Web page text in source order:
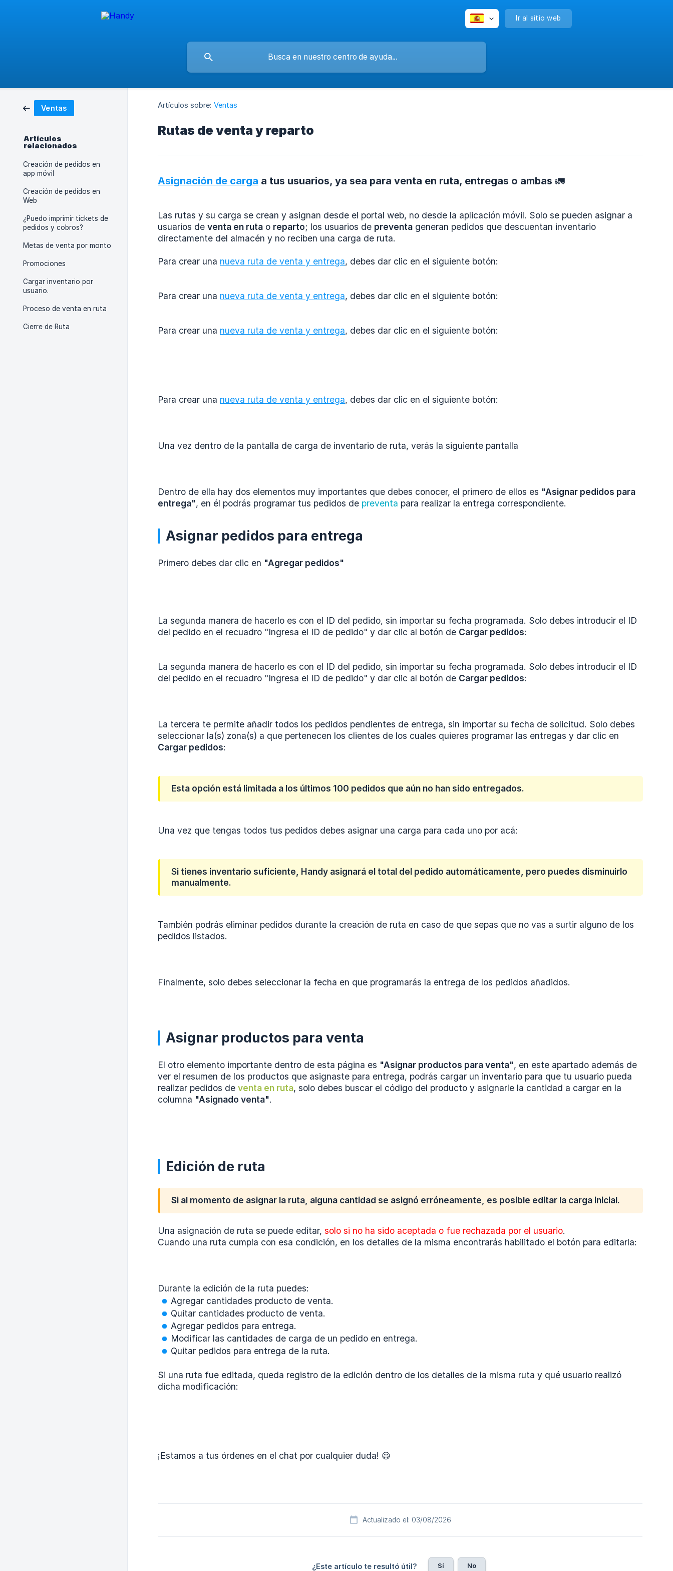
Ir al sitio web
Ventas
Artículos
relacionados
Creación de pedidos en
app móvil
Creación de pedidos en
Web
¿Puedo imprimir tickets de
pedidos y cobros?
Metas de venta por monto
Promociones
Cargar inventario por
usuario.
Proceso de venta en ruta
Cierre de Ruta
Artículos sobre: Ventas
Rutas de venta y reparto
Asignación de carga a tus usuarios, ya sea para venta en ruta, entregas o ambas 🚛
Las rutas y su carga se crean y asignan desde el portal web, no desde la aplicación móvil. Solo se pueden asignar a
usuarios de venta en ruta o reparto; los usuarios de preventa generan pedidos que descuentan inventario
directamente del almacén y no reciben una carga de ruta.
Para crear una nueva ruta de venta y entrega, debes dar clic en el siguiente botón:
Para crear una nueva ruta de venta y entrega, debes dar clic en el siguiente botón:
Para crear una nueva ruta de venta y entrega, debes dar clic en el siguiente botón:
Para crear una nueva ruta de venta y entrega, debes dar clic en el siguiente botón:
Una vez dentro de la pantalla de carga de inventario de ruta, verás la siguiente pantalla
Dentro de ella hay dos elementos muy importantes que debes conocer, el primero de ellos es "Asignar pedidos para
entrega", en él podrás programar tus pedidos de preventa para realizar la entrega correspondiente.
Asignar pedidos para entrega
Primero debes dar clic en "Agregar pedidos"
La segunda manera de hacerlo es con el ID del pedido, sin importar su fecha programada. Solo debes introducir el ID
del pedido en el recuadro "Ingresa el ID de pedido" y dar clic al botón de Cargar pedidos:
La segunda manera de hacerlo es con el ID del pedido, sin importar su fecha programada. Solo debes introducir el ID
del pedido en el recuadro "Ingresa el ID de pedido" y dar clic al botón de Cargar pedidos:
La tercera te permite añadir todos los pedidos pendientes de entrega, sin importar su fecha de solicitud. Solo debes
seleccionar la(s) zona(s) a que pertenecen los clientes de los cuales quieres programar las entregas y dar clic en
Cargar pedidos:
Esta opción está limitada a los últimos 100 pedidos que aún no han sido entregados.
Una vez que tengas todos tus pedidos debes asignar una carga para cada uno por acá:
Si tienes inventario suficiente, Handy asignará el total del pedido automáticamente, pero puedes disminuirlo
manualmente.
También podrás eliminar pedidos durante la creación de ruta en caso de que sepas que no vas a surtir alguno de los
pedidos listados.
Finalmente, solo debes seleccionar la fecha en que programarás la entrega de los pedidos añadidos.
Asignar productos para venta
El otro elemento importante dentro de esta página es "Asignar productos para venta", en este apartado además de
ver el resumen de los productos que asignaste para entrega, podrás cargar un inventario para que tu usuario pueda
realizar pedidos de venta en ruta, solo debes buscar el código del producto y asignarle la cantidad a cargar en la
columna "Asignado venta".
Edición de ruta
Si al momento de asignar la ruta, alguna cantidad se asignó erróneamente, es posible editar la carga inicial.
Una asignación de ruta se puede editar, solo si no ha sido aceptada o fue rechazada por el usuario.
Cuando una ruta cumpla con esa condición, en los detalles de la misma encontrarás habilitado el botón para editarla:
Durante la edición de la ruta puedes:
Agregar cantidades producto de venta.
Quitar cantidades producto de venta.
Agregar pedidos para entrega.
Modificar las cantidades de carga de un pedido en entrega.
Quitar pedidos para entrega de la ruta.
Si una ruta fue editada, queda registro de la edición dentro de los detalles de la misma ruta y qué usuario realizó
dicha modificación:
¡Estamos a tus órdenes en el chat por cualquier duda! 😃
Actualizado el: 03/08/2026
¿Este artículo te resultó útil? Sí No